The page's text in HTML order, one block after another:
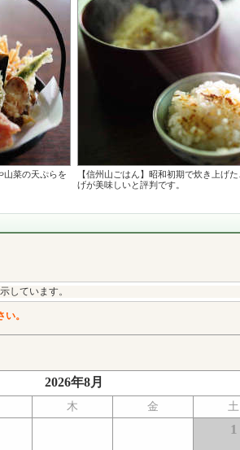
山菜の天ぷらを
【信州山ごはん】昭和初期で炊き上げ
げが美味しいと評判です。
しています。
。
2026年8月
木 金 土
1